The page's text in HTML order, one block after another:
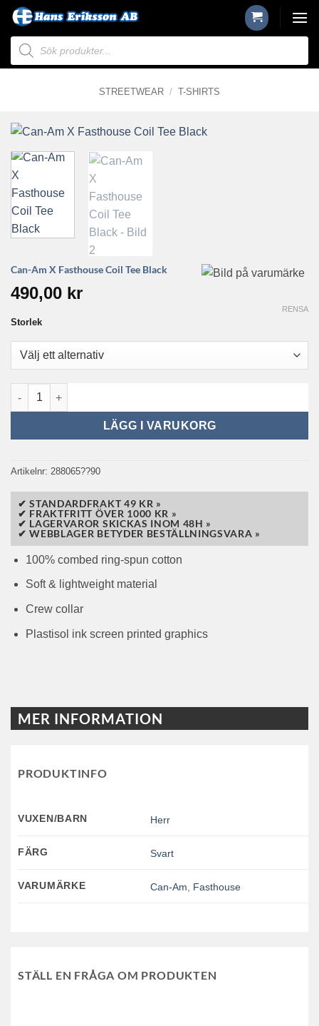
Skip
content
Produktsökning
STREETWEAR / T-SHIRTS
Can-Am X Fasthouse Coil Tee Black
490,00 kr
Storlek
RENSA
Can-Am X Fasthouse Coil Tee Black mängd
LÄGG I VARUKORG
Artikelnr: 288065??90
✔ STANDARDFRAKT 49 KR »
✔ FRAKTFRITT ÖVER 1000 KR »
✔ LAGERVAROR SKICKAS INOM 48H »
✔ WEBBLAGER BETYDER BESTÄLLNINGSVARA »
100% combed ring-spun cotton
Soft & lightweight material
Crew collar
Plastisol ink screen printed graphics
MER INFORMATION
PRODUKTINFO
VUXEN/BARN Herr
FÄRG Svart
VARUMÄRKE Can-Am Fasthouse
STÄLL EN FRÅGA OM PRODUKTEN